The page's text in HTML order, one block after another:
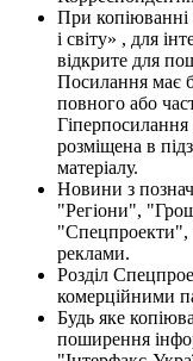
При копіюванні
і світу» , для
відкрите для
Посилання має
повного або
розміщена в
матеріалу.
Новини з
"Регіони",
"Спецпроекти",
реклами.
Розділ
комерційними
Будь яке
поширення